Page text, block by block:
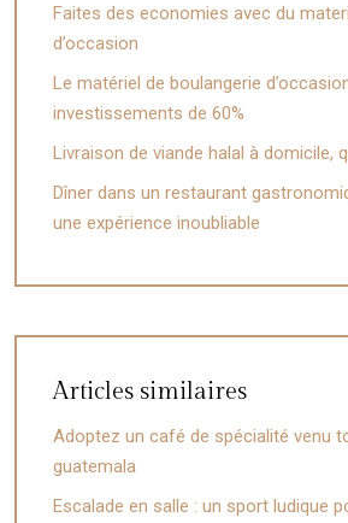
Faites des economies avec du
d’occasion
Le matériel de boulangerie
investissements de 60%
Livraison de viande halal à domicile,
Dîner dans un restaurant
une expérience inoubliable
Articles similaires
Adoptez un café de spécialité venu
guatemala
Escalade en salle : un sport ludique